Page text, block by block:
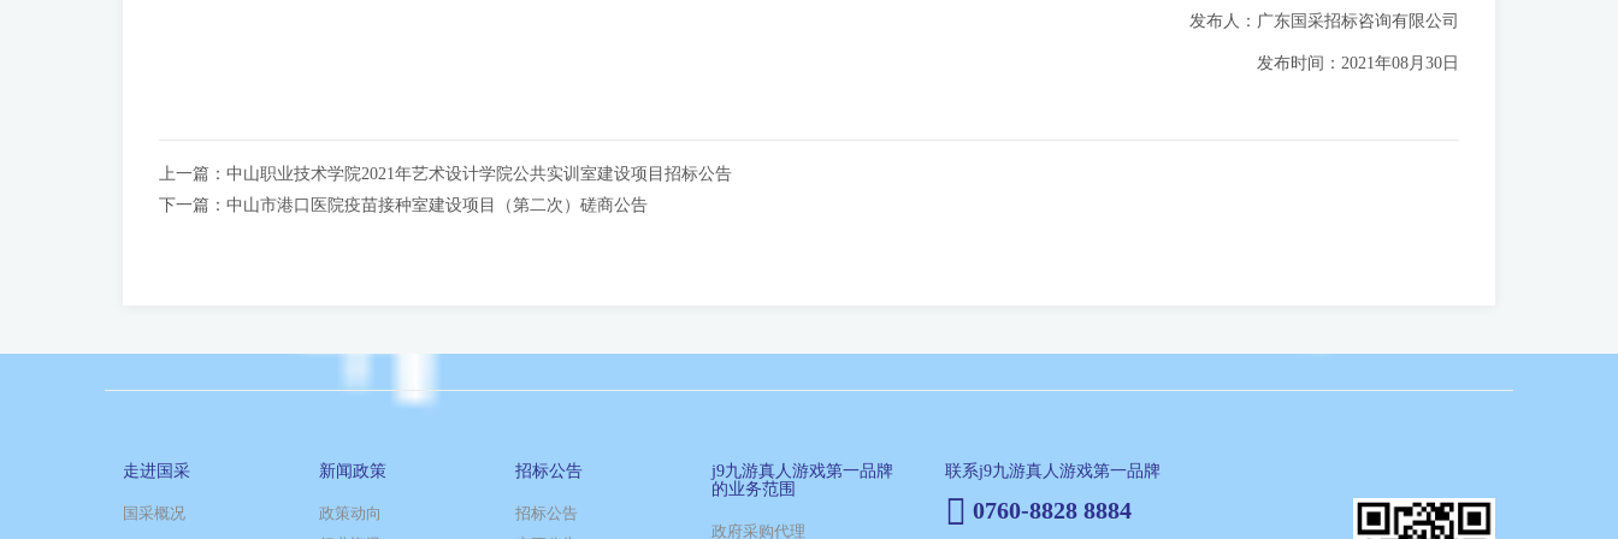
发布人：广东国采招标咨询有限公司
发布时间：2021年08月30日
上一篇： 中山职业技术学院2021年艺术设计学院公共实训室建设项目招标公告
下一篇： 中山市港口医院疫苗接种室建设项目（第二次）磋商公告
走进国采
国采概况
新闻政策
政策动向
招标公告
招标公告
j9九游真人游戏第一品牌
的业务范围
政府采购代理
联系j9九游真人游戏第一品牌
0760-8828 8884